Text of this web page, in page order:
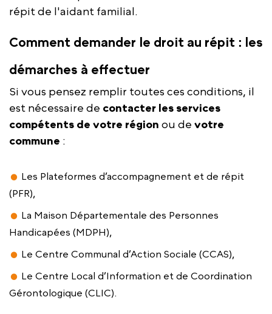
répit de l'aidant familial.
Comment demander le droit au répit : les
démarches à effectuer
Si vous pensez remplir toutes ces conditions, il
est nécessaire de contacter les services
compétents de votre région ou de votre
commune :
Les Plateformes d’accompagnement et de répit
(PFR),
La Maison Départementale des Personnes
Handicapées (MDPH),
Le Centre Communal d’Action Sociale (CCAS),
Le Centre Local d’Information et de Coordination
Gérontologique (CLIC).